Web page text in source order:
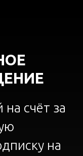
счёт за
на